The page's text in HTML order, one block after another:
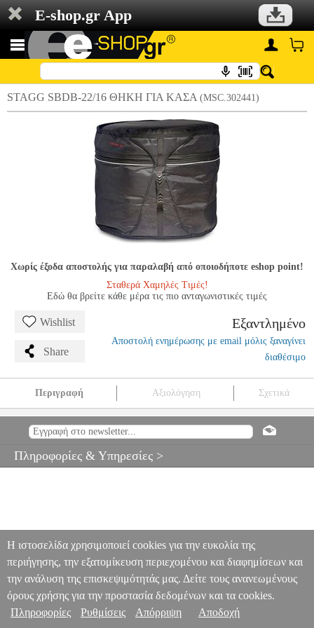
E-shop.gr App
STAGG SBDB-22/16 ΘΗΚΗ ΓΙΑ ΚΑΣΑ (MSC.302441)
Χωρίς έξοδα αποστολής για παραλαβή από οποιοδήποτε eshop point!
Σταθερά Χαμηλές Τιμές!
Εδώ θα βρείτε κάθε μέρα τις πιο ανταγωνιστικές τιμές
Wishlist
Share
Εξαντλημένο
Αποστολή ενημέρωσης με email μόλις ξαναγίνει
διαθέσιμο
Περιγραφή Αξιολόγηση Σχετικά
MSC.302441 STAGG STAGG ΑΞΕΣΟΥΑΡ ΚΡΟΥΣΤΩΝ STAGG
0
Πληροφορίες & Υπηρεσίες >
Η ιστοσελίδα χρησιμοποιεί cookies για την ευκολία της
περιήγησης, την εξατομίκευση περιεχομένου και διαφημίσεων και
την ανάλυση της επισκεψιμότητάς μας. Δείτε τους ανανεωμένους
όρους χρήσης για την προστασία δεδομένων και τα cookies.
Πληροφορίες
Ρυθμίσεις Απόρριψη Αποδοχή